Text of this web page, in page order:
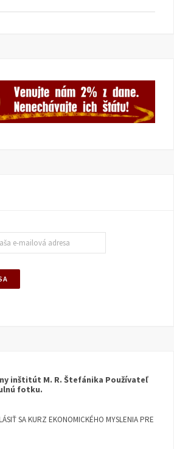
inštitút M. R. Štefánika Používateľ
fotku.
SA KURZ EKONOMICKÉHO MYSLENIA PRE